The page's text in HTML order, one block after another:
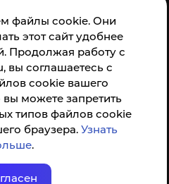
файлы cookie. Они
этот сайт удобнее
Продолжая работу с
вы соглашаетесь с
cookie вашего
можете запретить
типов файлов cookie
браузера.Узнать
.
коду, а так же по прямой